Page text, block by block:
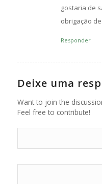
gostaria de
obrigação
Responder
Deixe uma
Want to join the
Feel free to contribute!